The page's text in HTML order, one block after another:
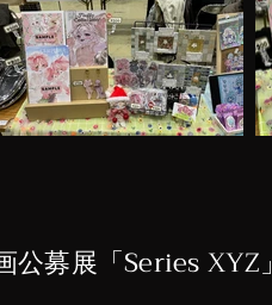
募展「Series XYZ」